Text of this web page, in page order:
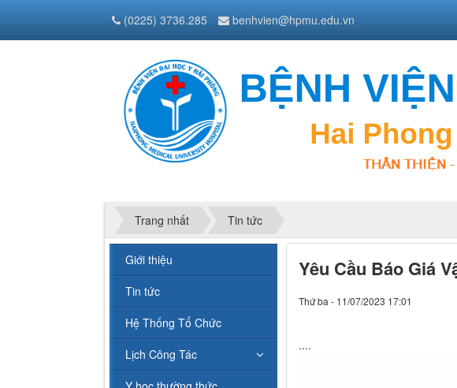
(0225) 3736.285 benhvien@hpmu.edu.vn
Trang nhất Tin tức
Yêu Cầu Báo Giá
Thứ ba - 11/07/2023 17:01
....
Giới thiệu
Tin tức
Hệ Thống Tổ Chức
Lịch Công Tác